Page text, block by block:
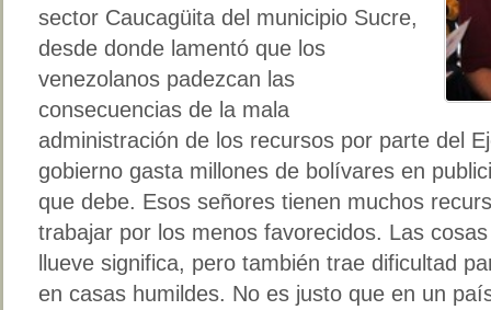
sector Caucagüita del municipio Sucre,
desde donde lamentó que los
venezolanos padezcan las
consecuencias de la mala
administración de los recursos por parte del
gobierno gasta millones de bolívares en
que debe. Esos señores tienen muchos
trabajar por los menos favorecidos. Las
llueve significa, pero también trae dificultad
en casas humildes. No es justo que en un